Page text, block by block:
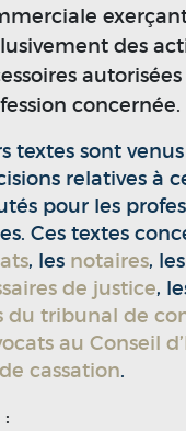
des
autorisées
concernée.
textes sont
relatives à
pour les
Ces textes
, les notaires, les
de justice,
du tribunal de
au Conseil
cassation.